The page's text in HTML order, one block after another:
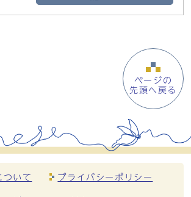
ページの
先頭へ戻る
ついて プライバシーポリシー